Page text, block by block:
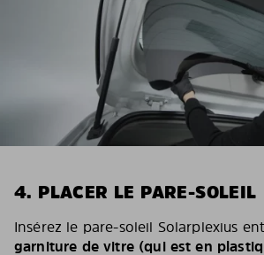
4. PLACER LE PARE-SOLEIL
Insérez le pare-soleil Solarplexius
garniture de vitre (qui est en